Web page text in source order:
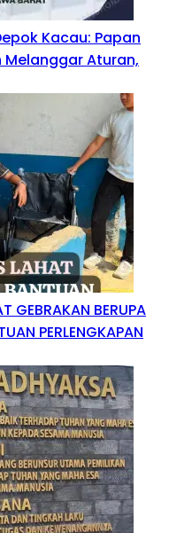
Kacau: Papan
Melanggar Aturan,
GEBRAKAN BERUPA
PERLENGKAPAN